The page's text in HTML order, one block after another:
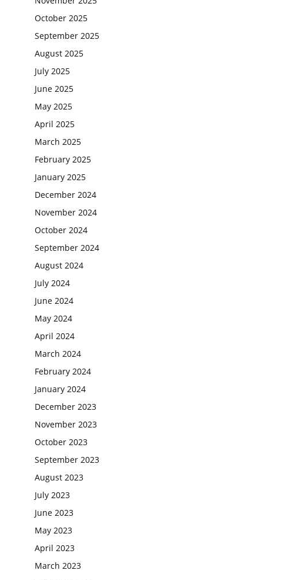
October 2025
September 2025
August 2025
July 2025
June 2025
May 2025
April 2025
March 2025
February 2025
January 2025
December 2024
November 2024
October 2024
September 2024
August 2024
July 2024
June 2024
May 2024
April 2024
March 2024
February 2024
January 2024
December 2023
November 2023
October 2023
September 2023
August 2023
July 2023
June 2023
May 2023
April 2023
March 2023